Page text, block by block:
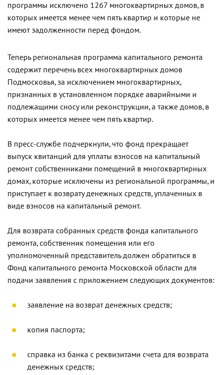
программы исключено 1267 многоквартирных домов, в
которых имеется менее чем пять квартир и которые не
имеют задолженности перед фондом.
Теперь региональная программа капитального ремонта
содержит перечень всех многоквартирных домов
Подмосковья, за исключением многоквартирных,
признанных в установленном порядке аварийными и
подлежащими сносу или реконструкции, а также домов, в
которых имеется менее чем пять квартир.
В пресс-службе подчеркнули, что фонд прекращает
выпуск квитанций для уплаты взносов на капитальный
ремонт собственниками помещений в многоквартирных
домах, которые исключены из региональной программы, и
приступает к возврату денежных средств, уплаченных в
виде взносов на капитальный ремонт.
Для возврата собранных средств фонда капитального
ремонта, собственник помещения или его
уполномоченный представитель должен обратиться в
Фонд капитального ремонта Московской области для
подачи заявления с приложением следующих документов:
заявление на возврат денежных средств;
копия паспорта;
справка из банка с реквизитами счета для возврата
денежных средств;